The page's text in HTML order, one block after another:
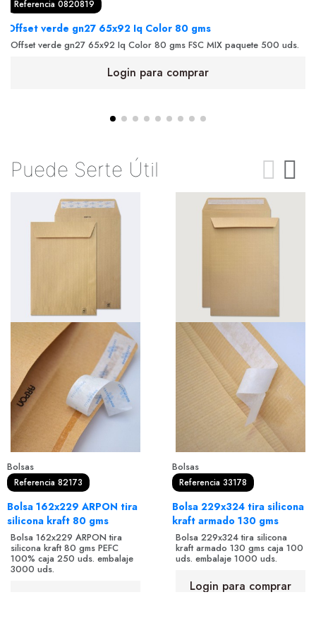
Referencia 0820819
Offset verde gn27 65x92 Iq Color 80 gms
Offset verde gn27 65x92 Iq Color 80 gms FSC MIX paquete 500 uds.
Login para comprar
Puede Serte Útil
Bolsas
Referencia 82173
Bolsa 162x229 ARPON tira
silicona kraft 80 gms
Bolsa 162x229 ARPON tira
silicona kraft 80 gms PEFC
100% caja 250 uds. embalaje
3000 uds.
Bolsas
Referencia 33178
Bolsa 229x324 tira silicona
kraft armado 130 gms
Bolsa 229x324 tira silicona
kraft armado 130 gms caja 100
uds. embalaje 1000 uds.
Login para comprar